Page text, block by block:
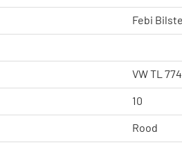
Febi
VW TL
10
Rood